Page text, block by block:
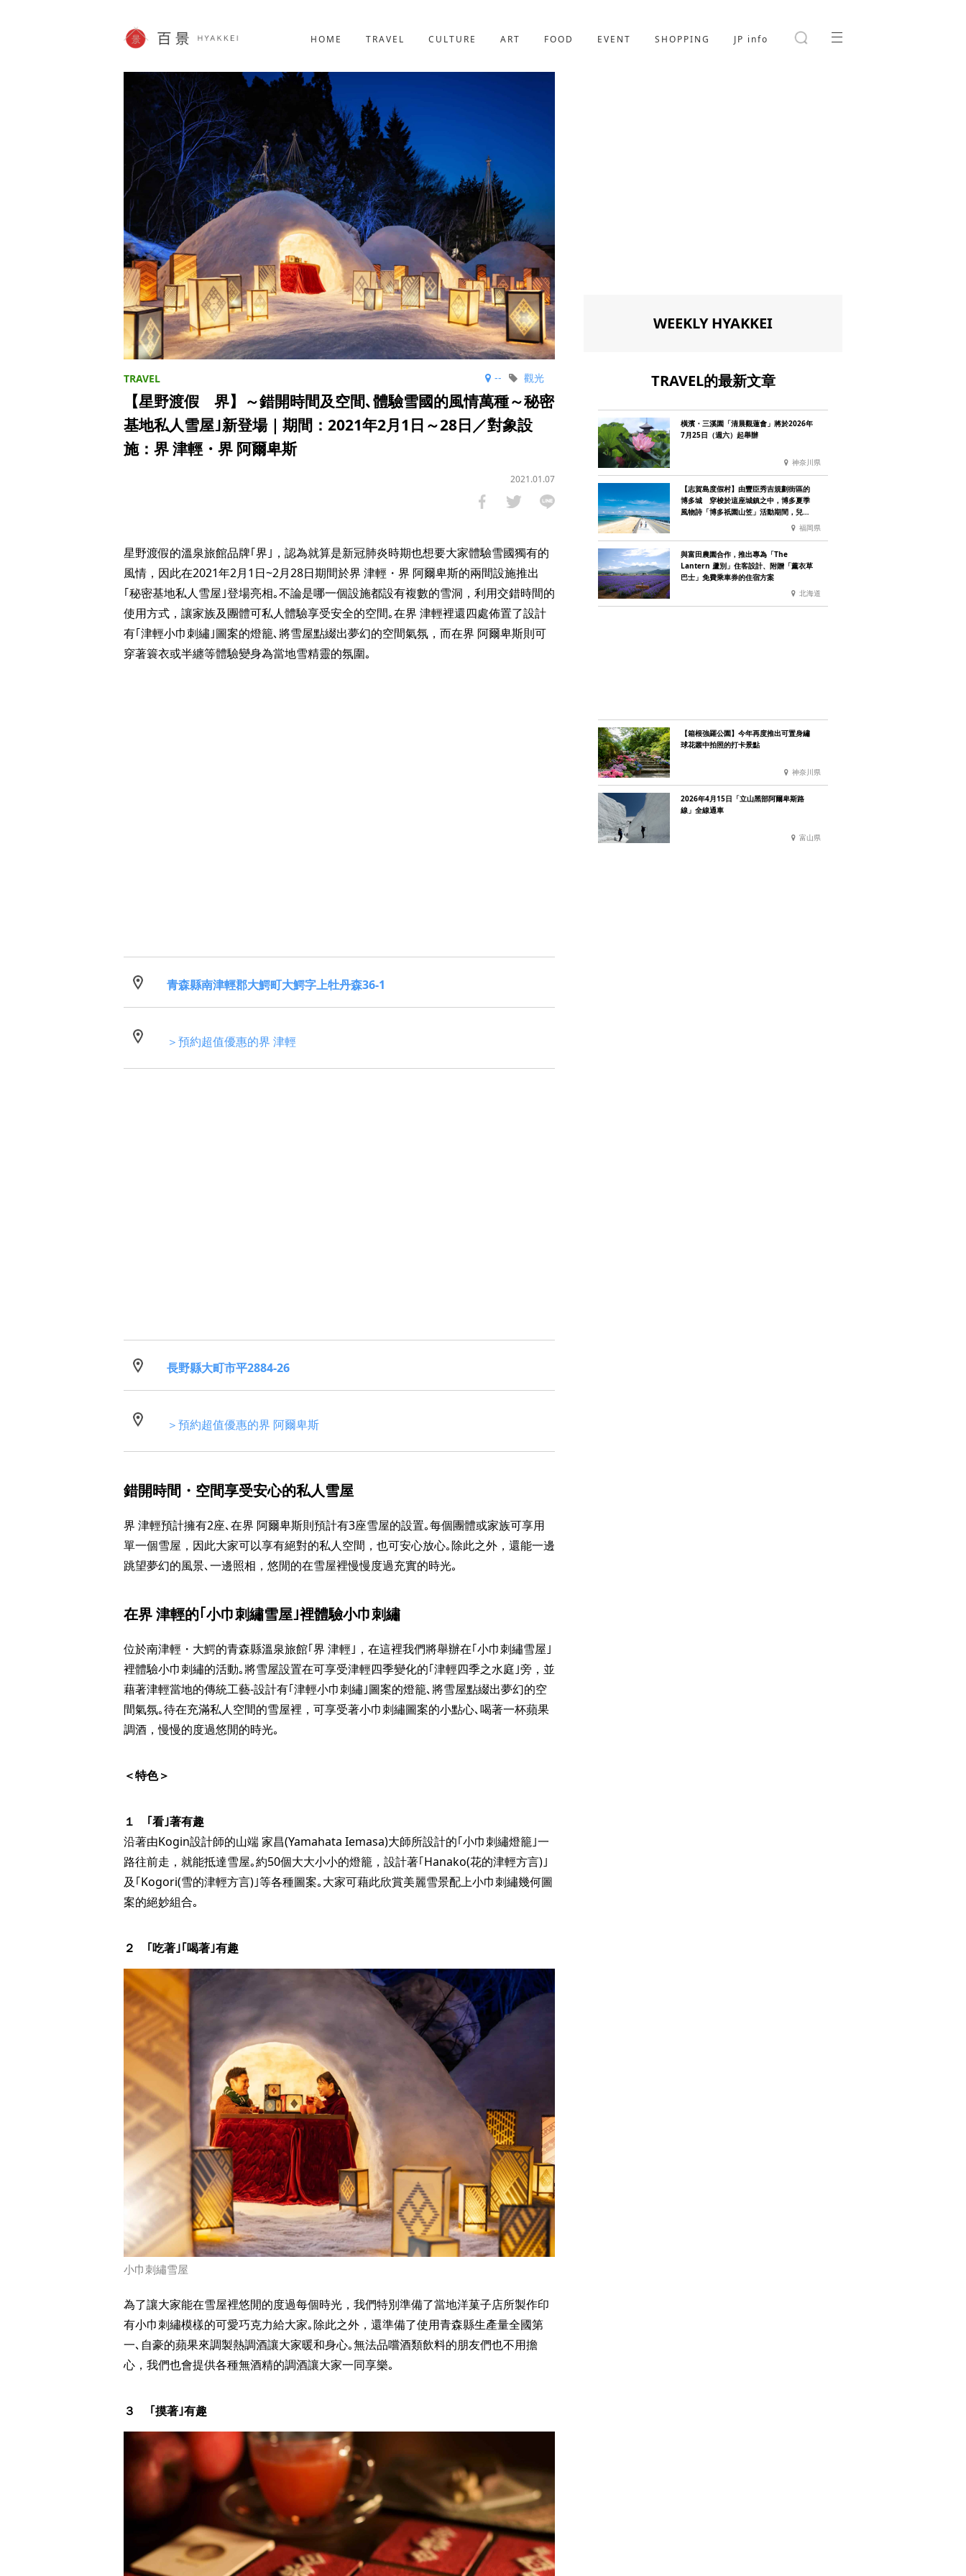
HOME TRAVEL CULTURE ART FOOD EVENT SHOPPING JP info
SHOPPING
JP info
-- 觀光
【星野渡假 界】～錯開時間及空間､體驗雪國的風情萬種～秘密
基地私人雪屋｣新登場｜期間：2021年2月1日～28日／對象設
施：界 津輕・界 阿爾卑斯
2021.01.07
星野渡假的溫泉旅館品牌｢界｣，認為就算是新冠肺炎時期也想要大家體驗雪國獨有的
風情，因此在2021年2月1日~2月28日期間於界 津輕・界 阿爾卑斯的兩間設施推出
｢秘密基地私人雪屋｣登場亮相｡不論是哪一個設施都設有複數的雪洞，利用交錯時間的
使用方式，讓家族及團體可私人體驗享受安全的空間｡在界 津輕裡還四處佈置了設計
有｢津輕小巾刺繡｣圖案的燈籠､將雪屋點綴出夢幻的空間氣氛，而在界 阿爾卑斯則可
穿著簑衣或半纏等體驗變身為當地雪精靈的氛圍｡
青森縣南津輕郡大鰐町大鰐字上牡丹森36-1
＞預約超值優惠的界 津輕
長野縣大町市平2884-26
＞預約超值優惠的界 阿爾卑斯
錯開時間・空間享受安心的私人雪屋
界 津輕預計擁有2座､在界 阿爾卑斯則預計有3座雪屋的設置｡每個團體或家族可享用
單一個雪屋，因此大家可以享有絕對的私人空間，也可安心放心｡除此之外，還能一邊
跳望夢幻的風景､一邊照相，悠閒的在雪屋裡慢慢度過充實的時光｡
在界 津輕的｢小巾刺繡雪屋｣裡體驗小巾刺繡
位於南津輕・大鰐的青森縣溫泉旅館｢界 津輕｣，在這裡我們將舉辦在｢小巾刺繡雪屋｣
裡體驗小巾刺繡的活動｡將雪屋設置在可享受津輕四季變化的｢津輕四季之水庭｣旁，並
藉著津輕當地的傳統工藝-設計有｢津輕小巾刺繡｣圖案的燈籠､將雪屋點綴出夢幻的空
間氣氛｡待在充滿私人空間的雪屋裡，可享受著小巾刺繡圖案的小點心､喝著一杯蘋果
調酒，慢慢的度過悠閒的時光｡
＜特色＞
１ ｢看｣著有趣
沿著由Kogin設計師的山端 家昌(Yamahata Iemasa)大師所設計的｢小巾刺繡燈籠｣一
路往前走，就能抵達雪屋｡約50個大大小小的燈籠，設計著｢Hanako(花的津輕方言)｣
及｢Kogori(雪的津輕方言)｣等各種圖案｡大家可藉此欣賞美麗雪景配上小巾刺繡幾何圖
案的絕妙組合｡
２ ｢吃著｣｢喝著｣有趣
小巾刺繡雪屋
為了讓大家能在雪屋裡悠閒的度過每個時光，我們特別準備了當地洋菓子店所製作印
有小巾刺繡模樣的可愛巧克力給大家｡除此之外，還準備了使用青森縣生產量全國第
一､自豪的蘋果來調製熱調酒讓大家暖和身心｡無法品嚐酒類飲料的朋友們也不用擔
心，我們也會提供各種無酒精的調酒讓大家一同享樂｡
３ ｢摸著｣有趣
WEEKLY HYAKKEI
TRAVEL的最新文章
橫濱・三溪園「清晨觀蓮會」將於2026年
7月25日（週六）起舉辦
神奈川県
【志賀島度假村】由豐臣秀吉規劃街區的
博多城 穿梭於這座城鎮之中，博多夏季
風物詩「博多祇園山笠」活動期間，兒童
福岡県
與富田農園合作，推出專為「The
Lantern 蘆別」住客設計、附贈「薰衣草
巴士」免費乘車券的住宿方案
北海道
【箱根強羅公園】今年再度推出可置身繡
球花叢中拍照的打卡景點
神奈川県
2026年4月15日「立山黑部阿爾卑斯路
線」全線通車
富山県